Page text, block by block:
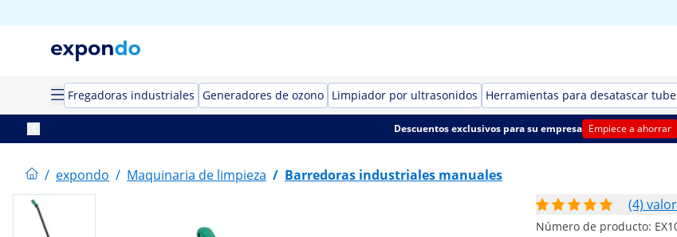
Fregadoras industriales Generadores de ozono Limpiador por ultrasonidos Herramientas para desatascar
Descuentos exclusivos para su empresa Empiece a ahorrar
/ expondo / Maquinaria de limpieza / Barredoras industriales manuales
(4)
Número de producto: